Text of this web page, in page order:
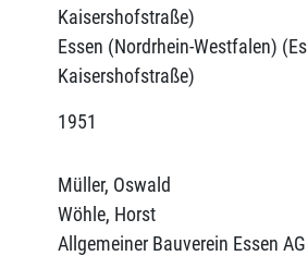
Kaisershofstraße)
Essen (Nordrhein-Westfalen)
Kaisershofstraße)
1951
Müller, Oswald
Wöhle, Horst
Allgemeiner Bauverein Essen AG